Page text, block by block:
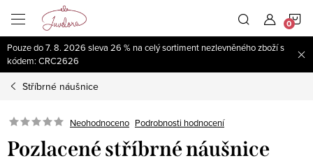
obsah
Pouze do 7. 8. 2026 sleva 26 % na celý sortiment nezlevněného zboží s
kódem: CRC2626
Stříbrné náušnice
Neohodnoceno Podrobnosti hodnocení
Pozlacené stříbrné náušnice